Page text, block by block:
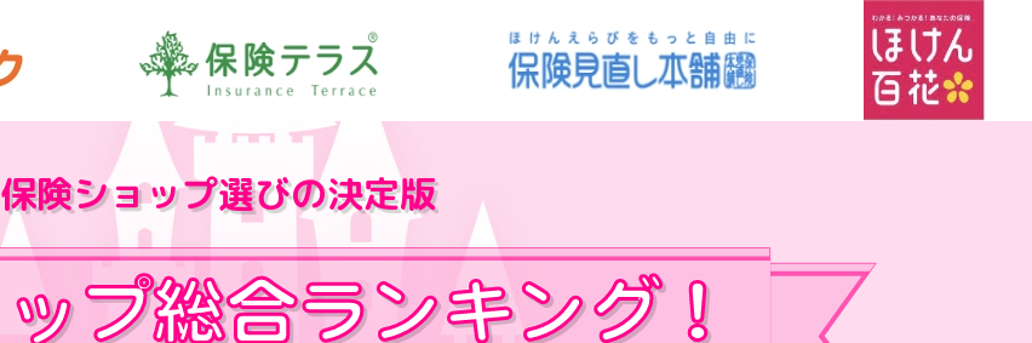
保険ショップ選びの決定版